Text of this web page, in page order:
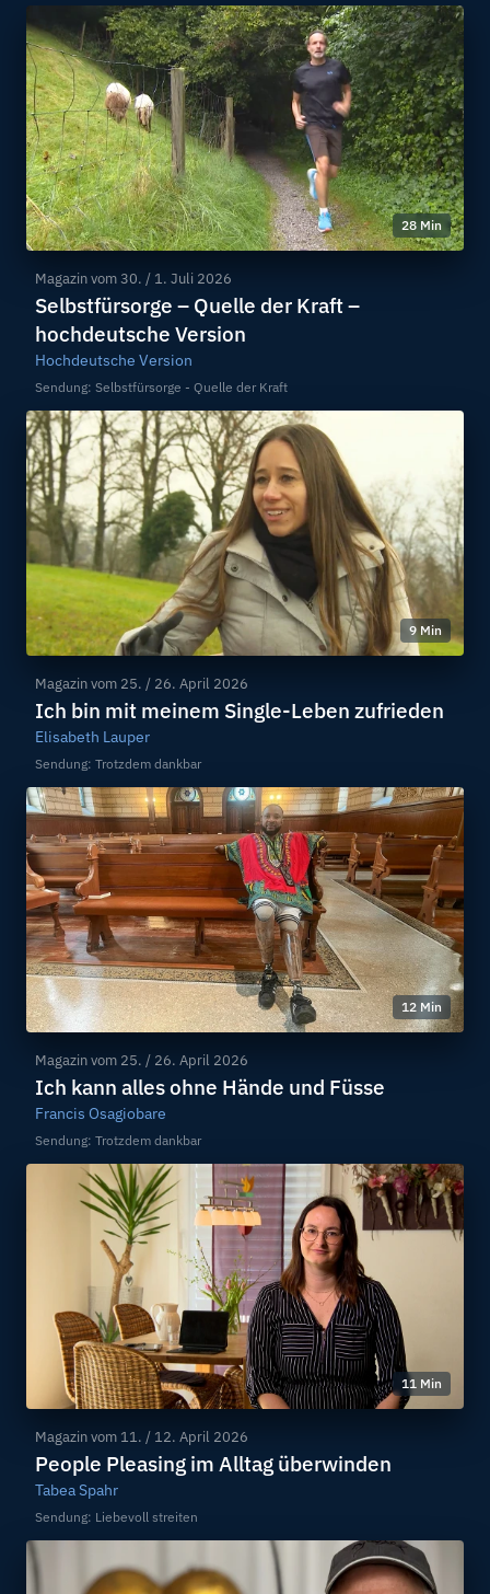
28 Min
Magazin vom30. / 1. Juli 2026
Selbstfürsorge – Quelle der Kraft –
hochdeutsche Version
Hochdeutsche Version
Sendung: Selbstfürsorge - Quelle der Kraft
9 Min
Magazin vom 25. / 26. April 2026
Ich bin mit meinem Single-Leben zufrieden
Elisabeth Lauper
Sendung: Trotzdem dankbar
12 Min
Magazin vom 25. / 26. April 2026
Ich kann alles ohne Hände und Füsse
Francis Osagiobare
Sendung: Trotzdem dankbar
11 Min
Magazin vom 11. / 12. April 2026
People Pleasing im Alltag überwinden
Tabea Spahr
Sendung: Liebevoll streiten